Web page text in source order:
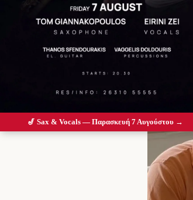
🎷 Sax & Vocals — Παρασκευή 7 Αυγούστου →